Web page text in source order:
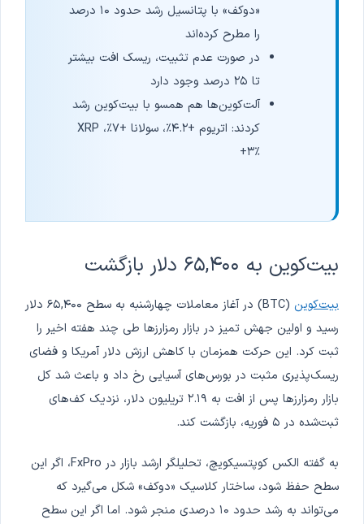
«دوکف» با پتانسیل رشد حدود ۱۰ درصد
را مطرح کرده‌اند
در صورت عدم تثبیت، ریسک افت بیشتر
تا ۲۵ درصد وجود دارد
آلت‌کوین‌ها هم همسو با بیت‌کوین رشد
کردند: اتریوم +۴.۲٪، سولانا +۷٪، XRP
+۳٪
بیت‌کوین به ۶۵,۴۰۰ دلار بازگشت
بیت‌کوین
(BTC) در آغاز معاملات چهارشنبه به سطح ۶۵,۴۰۰ دلار
رسید و اولین جهش تمیز در بازار رمزارزها طی چند هفته اخیر را
ثبت کرد. این حرکت همزمان با کاهش ارزش دلار آمریکا و فضای
ریسک‌پذیری مثبت در بورس‌های آسیایی رخ داد و باعث شد کل
بازار رمزارزها پس از افت به ۲.۱۹ تریلیون دلار، نزدیک کف‌های
ثبت‌شده در ۵ فوریه، بازگشت کند.
به گفته الکس کوپتسیکویچ، تحلیلگر ارشد بازار در FxPro، اگر این
سطح حفظ شود، ساختار کلاسیک «دوکف» شکل می‌گیرد که
می‌تواند به رشد حدود ۱۰ درصدی منجر شود. اما اگر این سطح